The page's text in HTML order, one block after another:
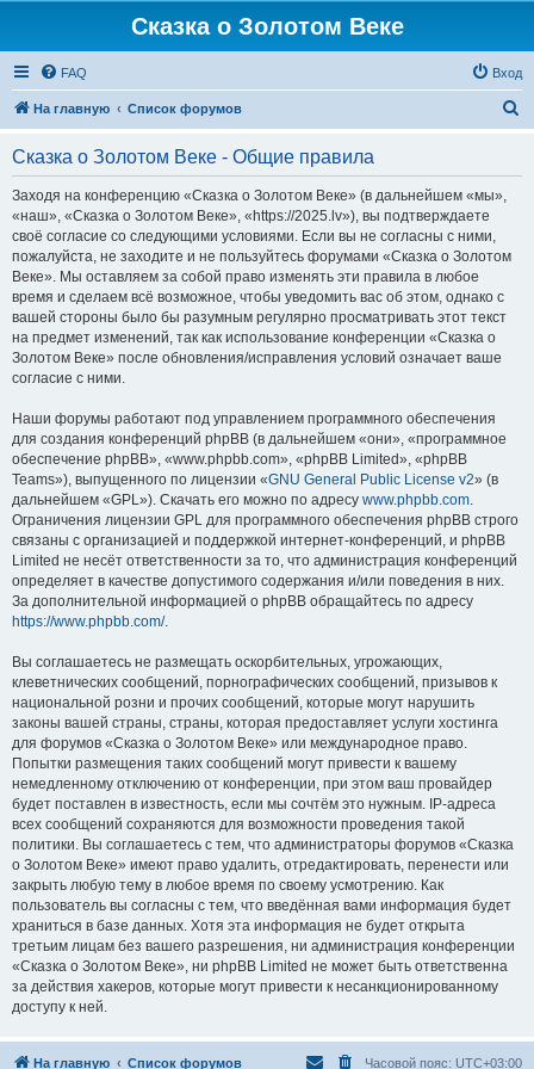
Сказка о Золотом Веке
FAQ Вход
На главную Список форумов
Сказка о Золотом Веке - Общие правила
Заходя на конференцию «Сказка о Золотом Веке» (в дальнейшем «мы»,
«наш», «Сказка о Золотом Веке», «https://2025.lv»), вы подтверждаете
своё согласие со следующими условиями. Если вы не согласны с ними,
пожалуйста, не заходите и не пользуйтесь форумами «Сказка о Золотом
Веке». Мы оставляем за собой право изменять эти правила в любое
время и сделаем всё возможное, чтобы уведомить вас об этом, однако с
вашей стороны было бы разумным регулярно просматривать этот текст
на предмет изменений, так как использование конференции «Сказка о
Золотом Веке» после обновления/исправления условий означает ваше
согласие с ними.
Наши форумы работают под управлением программного обеспечения
для создания конференций phpBB (в дальнейшем «они», «программное
обеспечение phpBB», «www.phpbb.com», «phpBB Limited», «phpBB
Teams»), выпущенного по лицензии «GNU General Public License v2» (в
дальнейшем «GPL»). Скачать его можно по адресу www.phpbb.com.
Ограничения лицензии GPL для программного обеспечения phpBB строго
связаны с организацией и поддержкой интернет-конференций, и phpBB
Limited не несёт ответственности за то, что администрация конференций
определяет в качестве допустимого содержания и/или поведения в них.
За дополнительной информацией о phpBB обращайтесь по адресу
https://www.phpbb.com/.
Вы соглашаетесь не размещать оскорбительных, угрожающих,
клеветнических сообщений, порнографических сообщений, призывов к
национальной розни и прочих сообщений, которые могут нарушить
законы вашей страны, страны, которая предоставляет услуги хостинга
для форумов «Сказка о Золотом Веке» или международное право.
Попытки размещения таких сообщений могут привести к вашему
немедленному отключению от конференции, при этом ваш провайдер
будет поставлен в известность, если мы сочтём это нужным. IP-адреса
всех сообщений сохраняются для возможности проведения такой
политики. Вы соглашаетесь с тем, что администраторы форумов «Сказка
о Золотом Веке» имеют право удалить, отредактировать, перенести или
закрыть любую тему в любое время по своему усмотрению. Как
пользователь вы согласны с тем, что введённая вами информация будет
храниться в базе данных. Хотя эта информация не будет открыта
третьим лицам без вашего разрешения, ни администрация конференции
«Сказка о Золотом Веке», ни phpBB Limited не может быть ответственна
за действия хакеров, которые могут привести к несанкционированному
доступу к ней.
На главную Список форумов Часовой пояс: UTC+03:00